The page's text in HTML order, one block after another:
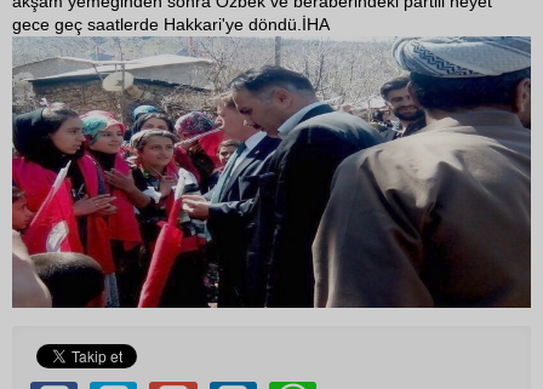
gece geç saatlerde Hakkari'ye döndü.İHA